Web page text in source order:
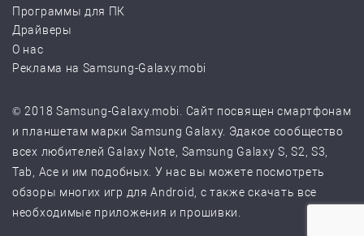
Программы для ПК
Драйверы
О нас
Реклама на Samsung-Galaxy.mobi
© 2018 Samsung-Galaxy.mobi. Сайт посвящен смартфонам
и планшетам марки Samsung Galaxy. Эдакое сообщество
всех любителей Galaxy Note, Samsung Galaxy S, S2, S3,
Tab, Ace и им подобных. У нас вы можете посмотреть
обзоры многих игр для Android, с также скачать все
необходимые приложения и прошивки.